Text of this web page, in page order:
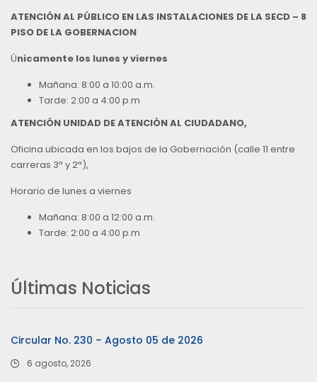
ATENCIÓN AL PÚBLICO EN LAS INSTALACIONES DE LA SECD – 8
PISO DE LA GOBERNACION
Únicamente los lunes y viernes
Mañana: 8:00 a 10:00 a.m.
Tarde: 2:00 a 4:00 p.m
ATENCIÓN UNIDAD DE ATENCIÓN AL CIUDADANO,
Oficina ubicada en los bajos de la Gobernación (calle 11 entre
carreras 3ª y 2ª),
Horario de lunes a viernes
Mañana: 8:00 a 12:00 a.m.
Tarde: 2:00 a 4:00 p.m
Últimas Noticias
Circular No. 230 – Agosto 05 de 2026
6 agosto, 2026